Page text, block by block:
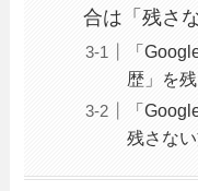
合は「残さな
「
歴」を
「
残さな